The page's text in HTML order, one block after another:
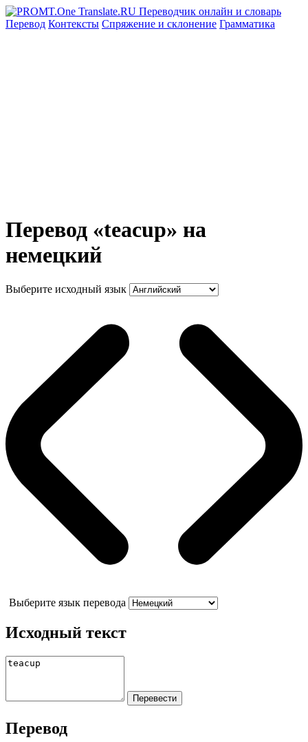
Перевод Контексты Спряжение и склонение Грамматика
Перевод «teacup» на
немецкий
Выберите исходный язык
Выберите язык перевода
Исходный текст
Перевод